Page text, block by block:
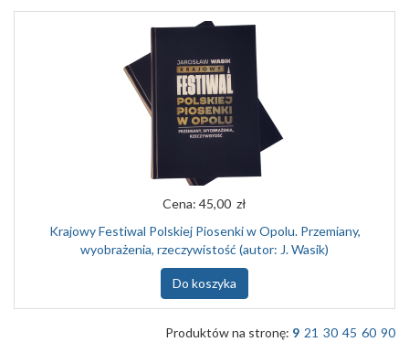
Cena: 45,00 zł
Krajowy Festiwal Polskiej Piosenki w Opolu. Przemiany,
wyobrażenia, rzeczywistość (autor: J. Wasik)
Do koszyka
Produktów na stronę: 9 21 30 45 60 90